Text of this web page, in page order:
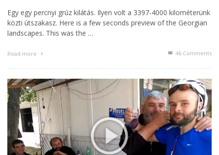
Egy egy percnyi grúz kilátás. Ilyen volt a 3397-4000 kilométerünk
közti útszakasz. Here is a few seconds preview of the Georgian
landscapes. This was the …
Read more 46 Comments